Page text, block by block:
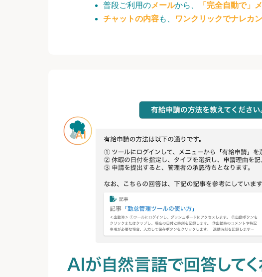
普段ご利用のメールから、
「完全自動で」
チャットの内容も、 ワンクリックでナレカ